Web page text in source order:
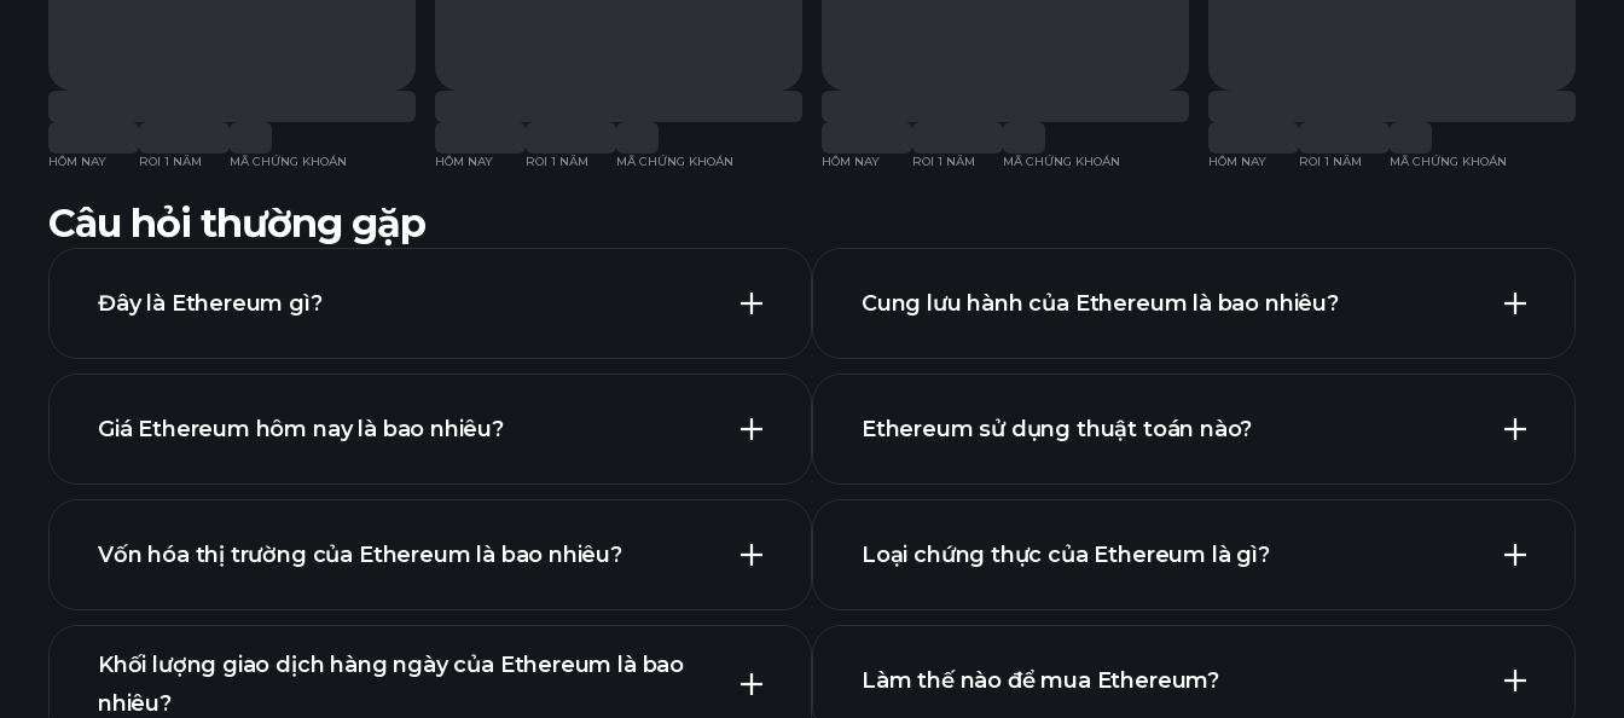
HÔM NAY ROI 1 NĂM MÃ CHỨNG KHOÁN HÔM NAY ROI 1 NĂM MÃ CHỨNG KHOÁN HÔM NAY ROI 1 NĂM MÃ CHỨNG KHOÁN HÔM NAY ROI 1 NĂM MÃ CHỨNG KHOÁN
Câu hỏi thường gặp
Đây là Ethereum gì?
Giá Ethereum hôm nay là bao nhiêu?
Vốn hóa thị trường của Ethereum là bao nhiêu?
danh sách tiền điện tử
Khối lượng giao dịch hàng ngày của Ethereum là bao
nhiêu?
Cung lưu hành của Ethereum là bao nhiêu?
Ethereum sử dụng thuật toán nào?
Loại chứng thực của Ethereum là gì?
Làm thế nào để mua Ethereum?